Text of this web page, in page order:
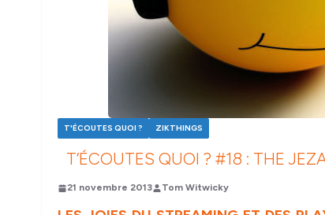
T'ÉCOUTES QUOI ? ZIKTHINGS
T’ÉCOUTES QUOI ? #18 : THE
21 novembre 2013 Tom Witwicky